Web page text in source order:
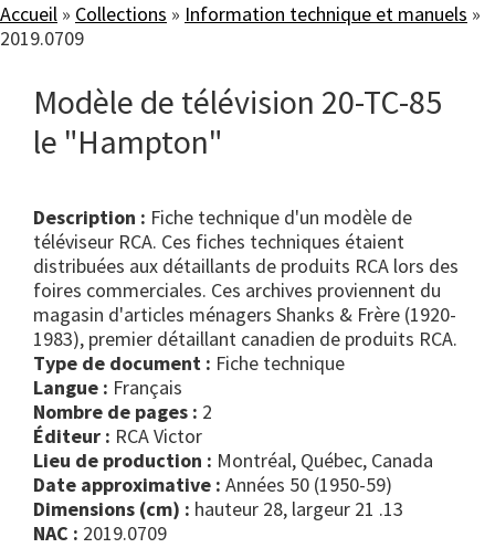
Accueil » Collections » Information technique et manuels »
2019.0709
Modèle de télévision 20-TC-85
le "Hampton"
Description : Fiche technique d'un modèle de
téléviseur RCA. Ces fiches techniques étaient
distribuées aux détaillants de produits RCA lors des
foires commerciales. Ces archives proviennent du
magasin d'articles ménagers Shanks & Frère (1920-
1983), premier détaillant canadien de produits RCA.
Type de document :
fiche technique
Langue : Français
Nombre de pages : 2
Éditeur : RCA Victor
Lieu de production : Montréal, Québec, Canada
Date approximative : Années 50 (1950-59)
Dimensions (cm) : hauteur 28, largeur 21 .13
NAC : 2019.0709